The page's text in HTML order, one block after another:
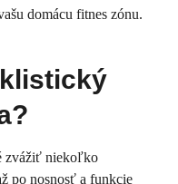
domácu fitnes zónu.
zvážiť niekoľko
po nosnosť a funkcie